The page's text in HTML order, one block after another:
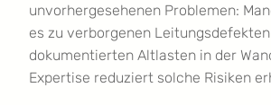
unvorhergesehenen Problemen:
es zu verborgenen
dokumentierten Altlasten in der
Expertise reduziert solche Risiken